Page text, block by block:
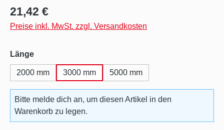
Regulärer Preis:
21,42 €
Preise inkl. MwSt. zzgl. Versandkosten
Längeauswählen
2000 mm 3000 mm 5000 mm
Bitte melde dich an, um diesen Artikel in den
Warenkorb zu legen.